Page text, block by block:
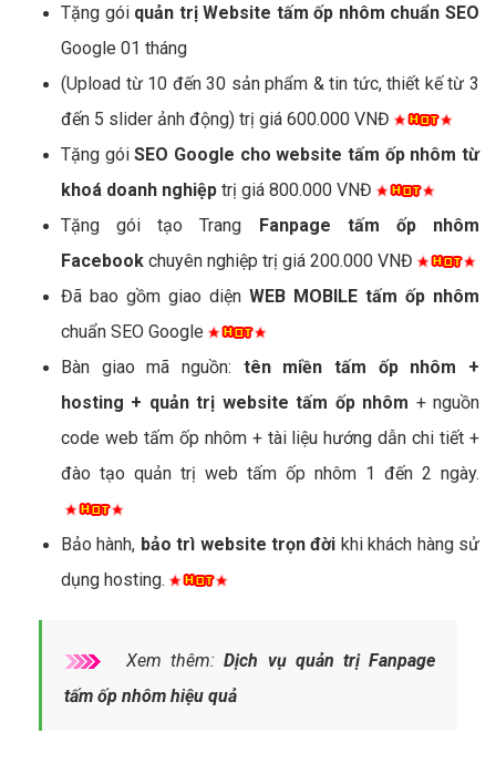
Tặng gói quản trị Website tấm ốp nhôm chuẩn SEO
Google 01 tháng
(Upload từ 10 đến 30 sản phẩm & tin tức, thiết kế từ 3
đến 5 slider ảnh động) trị giá 600.000 VNĐ
Tặng góiSEO Google cho website tấm ốp nhôm từ
khoá doanh nghiệp trị giá 800.000 VNĐ
Tặng gói tạo Trang Fanpage tấm ốp nhôm
Facebook chuyên nghiệp trị giá 200.000 VNĐ
Đã bao gồm giao diện WEB MOBILE tấm ốp nhôm
chuẩn SEO Google
Bàn giao mã nguồn: tên miền tấm ốp nhôm +
hosting + quản trị website tấm ốp nhôm + nguồn
code web tấm ốp nhôm + tài liệu hướng dẫn chi tiết +
đào tạo quản trị web tấm ốp nhôm 1 đến 2 ngày.
Bảo hành, bảo trì website trọn đời khi khách hàng sử
dụng hosting.
Xem thêm:Dịch vụ quản trị Fanpage
tấm ốp nhôm hiệu quả